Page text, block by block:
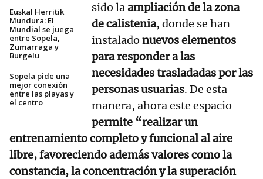
Euskal Herritik
Mundura: El
Mundial se juega
entre Sopela,
Zumarraga y
Burgelu
Sopela pide una
mejor conexión
entre las playas y
el centro
sido laampliación de la zona
de calistenia, donde se han
instalado nuevos elementos
para responder a las
necesidades trasladadas por las
personas usuarias. De esta
manera, ahora este espacio
permite “realizar un
entrenamiento completo y funcional al aire
libre, favoreciendo además valores como la
constancia, la concentración y la superación